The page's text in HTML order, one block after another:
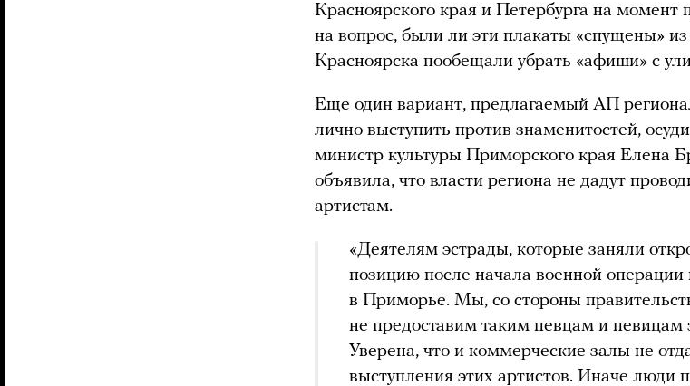
Красноярского края и Петербурга на момент
на вопрос, были ли эти плакаты «спущены»
Красноярска пообещали убрать «афиши» с
Еще один вариант, предлагаемый АП
лично выступить против знаменитостей,
министр культуры Приморского края Елена
объявила, что власти региона не дадут
артистам.
«Деятелям эстрады, которые заняли
позицию после начала военной операции
в Приморье. Мы, со стороны
не предоставим таким певцам и певицам
Уверена, что и коммерческие залы не
выступления этих артистов. Иначе люди